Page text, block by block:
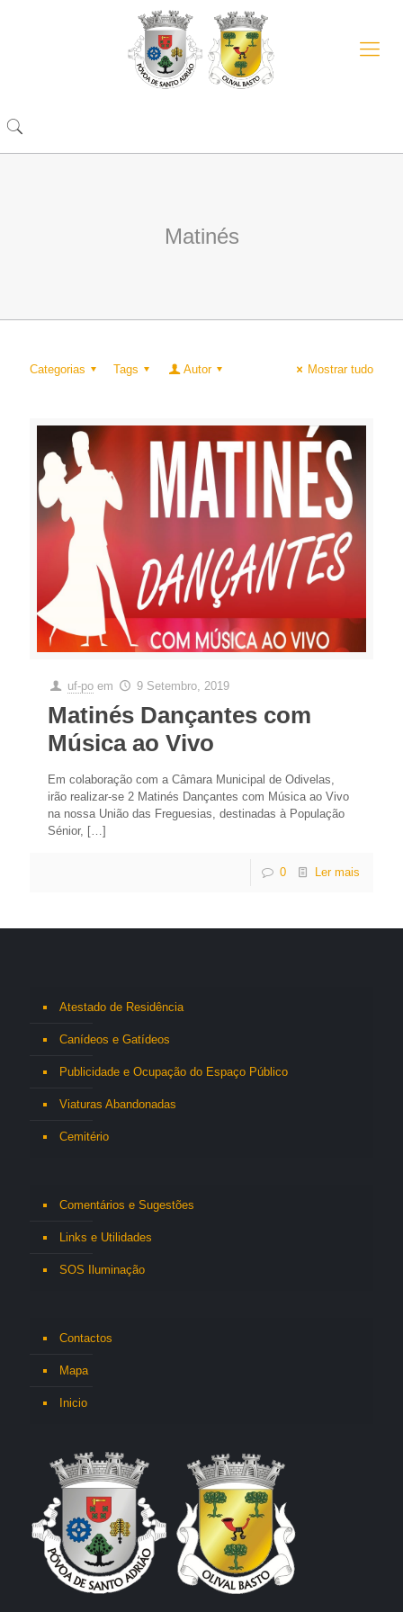
Matinés
Categorias Tags Autor Mostrar tudo
uf-po em 9 Setembro, 2019
Matinés Dançantes com
Música ao Vivo
Em colaboração com a Câmara Municipal de Odivelas,
irão realizar-se 2 Matinés Dançantes com Música ao Vivo
na nossa União das Freguesias, destinadas à População
Sénior, […]
0 Ler mais
Atestado de Residência
Canídeos e Gatídeos
Publicidade e Ocupação do Espaço Público
Viaturas Abandonadas
Cemitério
Comentários e Sugestões
Links e Utilidades
SOS Iluminação
Contactos
Mapa
Inicio